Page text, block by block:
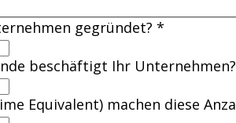
gegründet? *
beschäftigt Ihr Unternehmen?
Equivalent) machen diese